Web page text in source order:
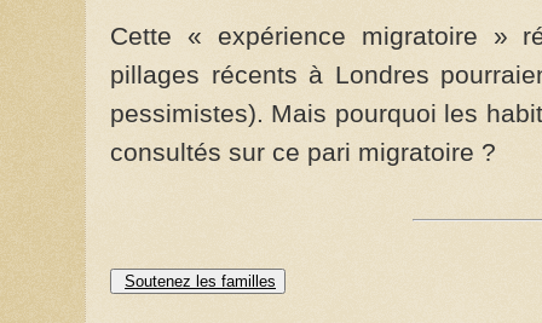
Cette « expérience migratoire »
pillages récents à Londres
pessimistes). Mais pourquoi les
consultés sur ce pari migratoire ?
Soutenez les familles